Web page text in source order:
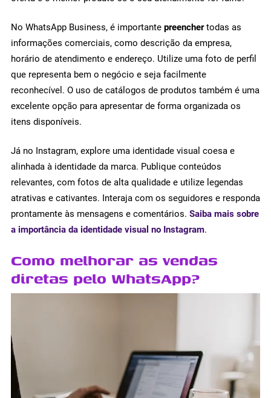
No WhatsApp Business, é importante preenchertodas as
informações comerciais, como descrição da empresa,
horário de atendimento e endereço. Utilize uma foto de perfil
que representa bem o negócio e seja facilmente
reconhecível. O uso de catálogos de produtos também é uma
excelente opção para apresentar de forma organizada os
itens disponíveis.
Já no Instagram, explore uma identidade visual coesa e
alinhada à identidade da marca. Publique conteúdos
relevantes, com fotos de alta qualidade e utilize legendas
atrativas e cativantes. Interaja com os seguidores e responda
prontamente às mensagens e comentários. Saiba mais sobre
a importância da identidade visual no Instagram.
Como melhorar as vendas
diretas pelo WhatsApp?